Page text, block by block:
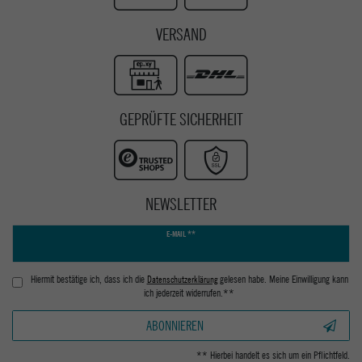
VERSAND
GEPRÜFTE SICHERHEIT
NEWSLETTER
E-MAIL **
Hiermit bestätige ich, dass ich die Daten­schutz­erklärunggelesen habe. Meine Einwilligung kann
ich jederzeit widerrufen.**
ABONNIEREN
** Hierbei handelt es sich um ein Pflichtfeld.